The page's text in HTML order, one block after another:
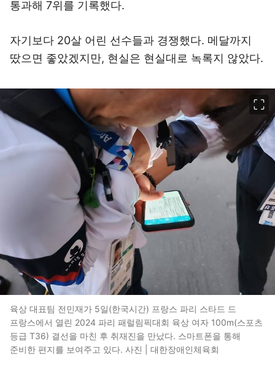
통과해 7위를 기록했다.
자기보다 20살 어린 선수들과 경쟁했다. 메달까지
땄으면 좋았겠지만, 현실은 현실대로 녹록지 않았다.
육상 대표팀 전민재가 5일(한국시간) 프랑스 파리 스타드 드
프랑스에서 열린 2024 파리 패럴림픽대회 육상 여자 100m(스포츠
등급 T36) 결선을 마친 후 취재진을 만났다. 스마트폰을 통해
준비한 편지를 보여주고 있다. 사진 | 대한장애인체육회